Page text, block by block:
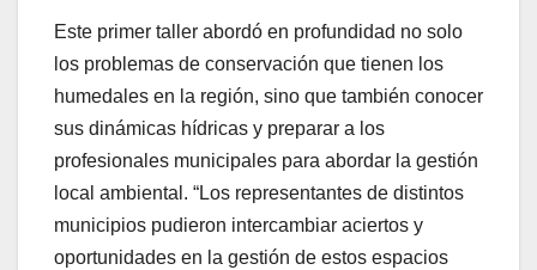
Este primer taller abordó en profundidad no solo
los problemas de conservación que tienen los
humedales en la región, sino que también conocer
sus dinámicas hídricas y preparar a los
profesionales municipales para abordar la gestión
local ambiental. “Los representantes de distintos
municipios pudieron intercambiar aciertos y
oportunidades en la gestión de estos espacios